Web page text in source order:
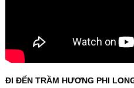
ĐI ĐẾN TRẦM HƯƠNG PHI